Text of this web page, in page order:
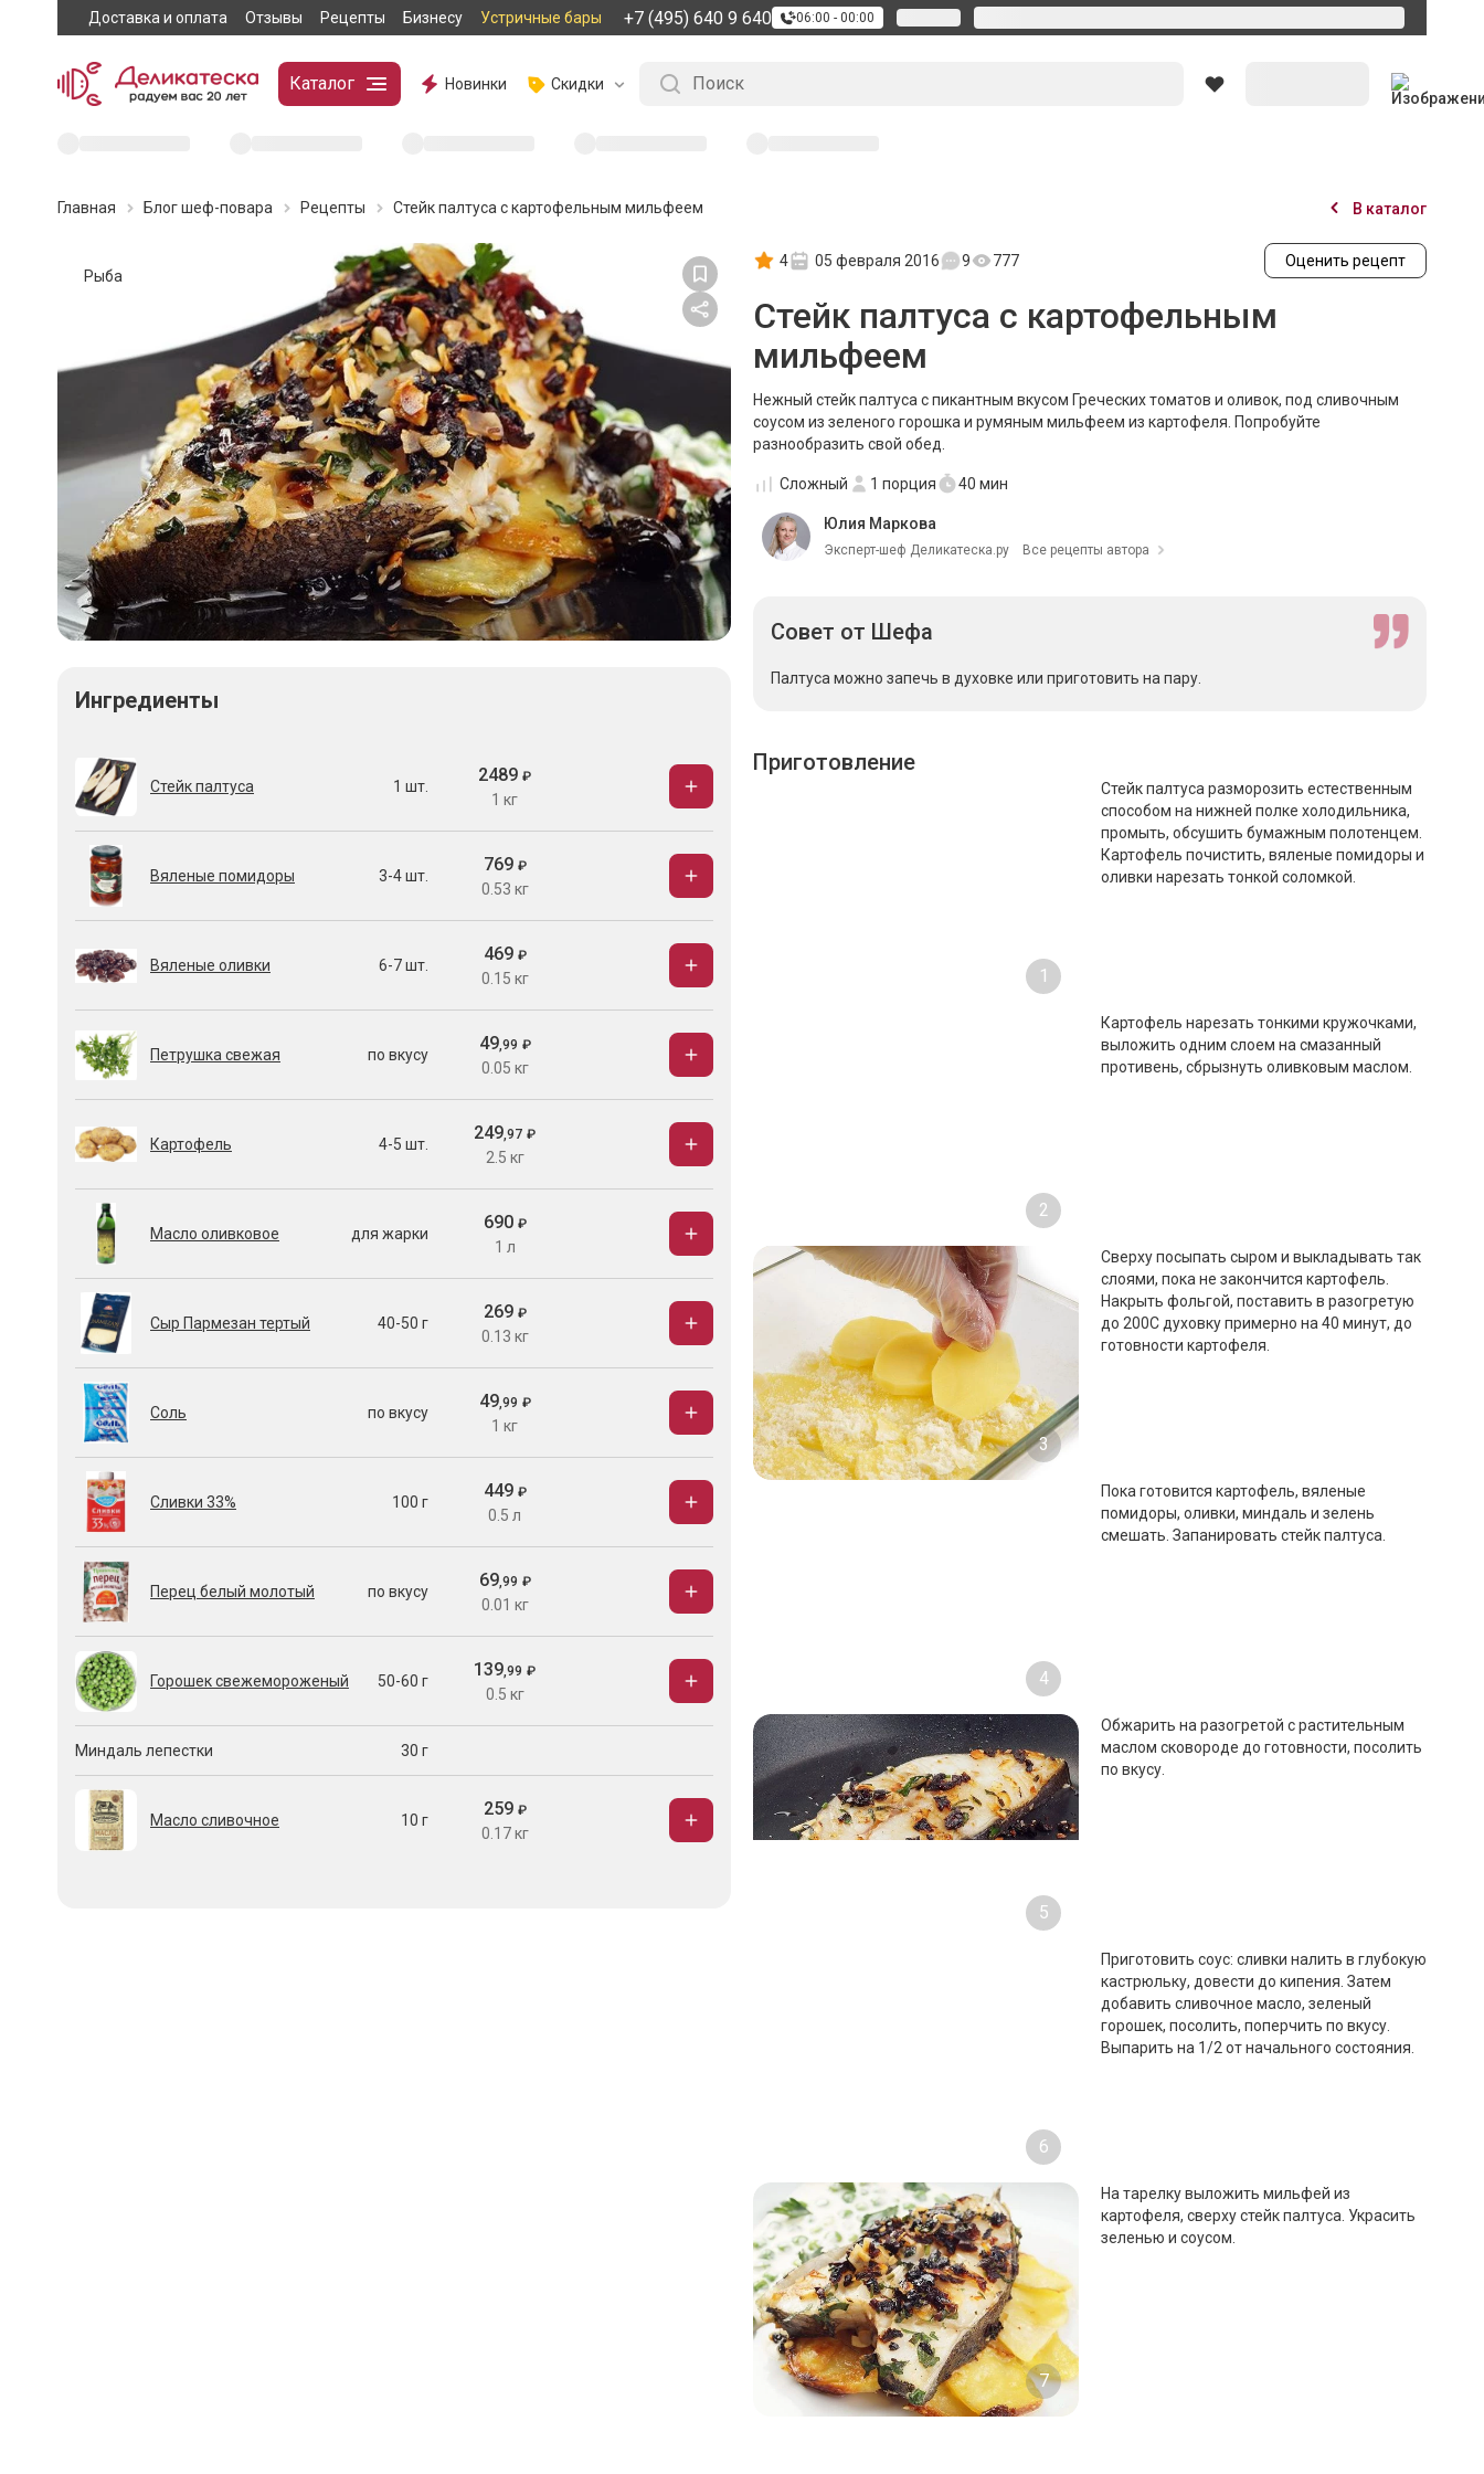
Доставка и оплата Отзывы Рецепты Бизнесу Устричные бары +7 (495) 640 9 640 06:00 - 00:00
Каталог Новинки Скидки
Главная Блог шеф-повара Рецепты Стейк палтуса с картофельным мильфеем В каталог
Рыба
Ингредиенты
Стейк палтуса 1 шт.
2489 ₽
1 кг
Вяленые помидоры 3-4 шт.
769 ₽
0.53 кг
Вяленые оливки 6-7 шт.
469 ₽
0.15 кг
Петрушка свежая по вкусу
49,99 ₽
0.05 кг
Картофель 4-5 шт.
249,97 ₽
2.5 кг
Масло оливковое для жарки
690 ₽
1 л
Сыр Пармезан тертый 40-50 г
269 ₽
0.13 кг
Соль по вкусу
49,99 ₽
1 кг
Сливки 33% 100 г
449 ₽
0.5 л
Перец белый молотый по вкусу
69,99 ₽
0.01 кг
Горошек свежемороженый 50-60 г
139,99 ₽
0.5 кг
Миндаль лепестки 30 г
Масло сливочное 10 г
259 ₽
0.17 кг
4 05 февраля 2016 9 777 Оценить рецепт
Стейк палтуса с картофельным
мильфеем
Нежный стейк палтуса с пикантным вкусом Греческих томатов и оливок, под сливочным
соусом из зеленого горошка и румяным мильфеем из картофеля. Попробуйте
разнообразить свой обед.
Сложный 1 порция 40 мин
Юлия Маркова
Эксперт-шеф Деликатеска.ру Все рецепты автора
Совет от Шефа
Палтуса можно запечь в духовке или приготовить на пару.
Приготовление
1
Стейк палтуса разморозить естественным
способом на нижней полке холодильника,
промыть, обсушить бумажным полотенцем.
Картофель почистить, вяленые помидоры и
оливки нарезать тонкой соломкой.
2
Картофель нарезать тонкими кружочками,
выложить одним слоем на смазанный
противень, сбрызнуть оливковым маслом.
3
Сверху посыпать сыром и выкладывать так
слоями, пока не закончится картофель.
Накрыть фольгой, поставить в разогретую
до 200С духовку примерно на 40 минут, до
готовности картофеля.
4
Пока готовится картофель, вяленые
помидоры, оливки, миндаль и зелень
смешать. Запанировать стейк палтуса.
5
Обжарить на разогретой с растительным
маслом сковороде до готовности, посолить
по вкусу.
6
Приготовить соус: сливки налить в глубокую
кастрюльку, довести до кипения. Затем
добавить сливочное масло, зеленый
горошек, посолить, поперчить по вкусу.
Выпарить на 1/2 от начального состояния.
7
На тарелку выложить мильфей из
картофеля, сверху стейк палтуса. Украсить
зеленью и соусом.